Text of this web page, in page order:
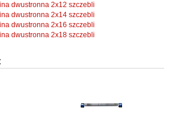
dwustronna 2x12 szczebli
dwustronna 2x14 szczebli
dwustronna 2x16 szczebli
dwustronna 2x18 szczebli